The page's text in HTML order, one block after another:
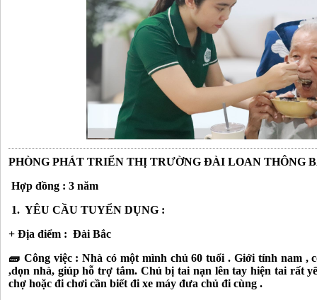
PHÒNG PHÁT TRIỂN THỊ TRƯỜNG ĐÀI LOAN THÔNG
Hợp đồng : 3 năm
1. YÊU CẦU TUYỂN DỤNG :
+ Địa điểm : Đài Bắc
🧱 Công việc : Nhà có một mình chủ 60 tuổi . Giới tính nam ,
,dọn nhà, giúp hỗ trợ tắm. Chủ bị tai nạn lên tay hiện tai rất
chợ hoặc đi chơi cần biết đi xe máy đưa chủ đi cùng .